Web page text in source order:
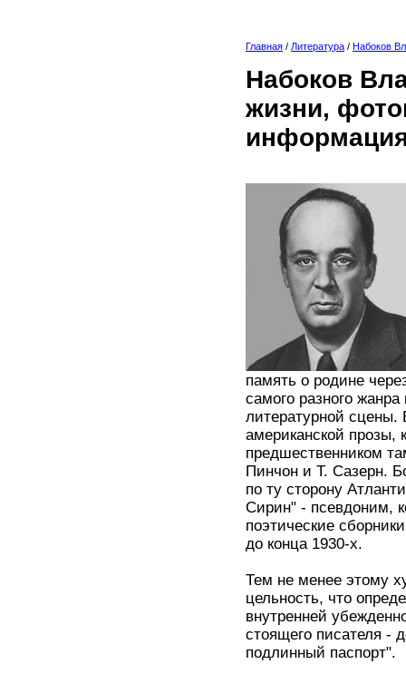
Главная / Литература / Набоков
Набоков
жизни,
память о родине
самого разного
литературной сцены.
американской
предшественником
Пинчон и Т. Сазерн.
по ту сторону
Сирин" - псевдоним,
поэтические
до конца 1930-х.
Тем не менее этому
цельность, что
внутренней
стоящего писателя -
подлинный паспорт".